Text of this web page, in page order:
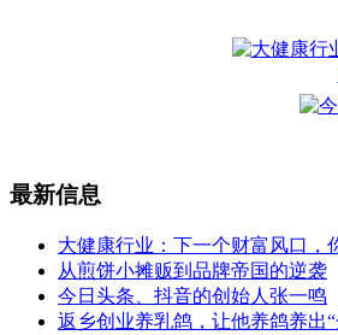
最新信息
大健康行业：下一个财富风口，
从煎饼小摊贩到品牌帝国的逆袭
今日头条、抖音的创始人张一鸣
返乡创业养乳鸽，让他养鸽养出“